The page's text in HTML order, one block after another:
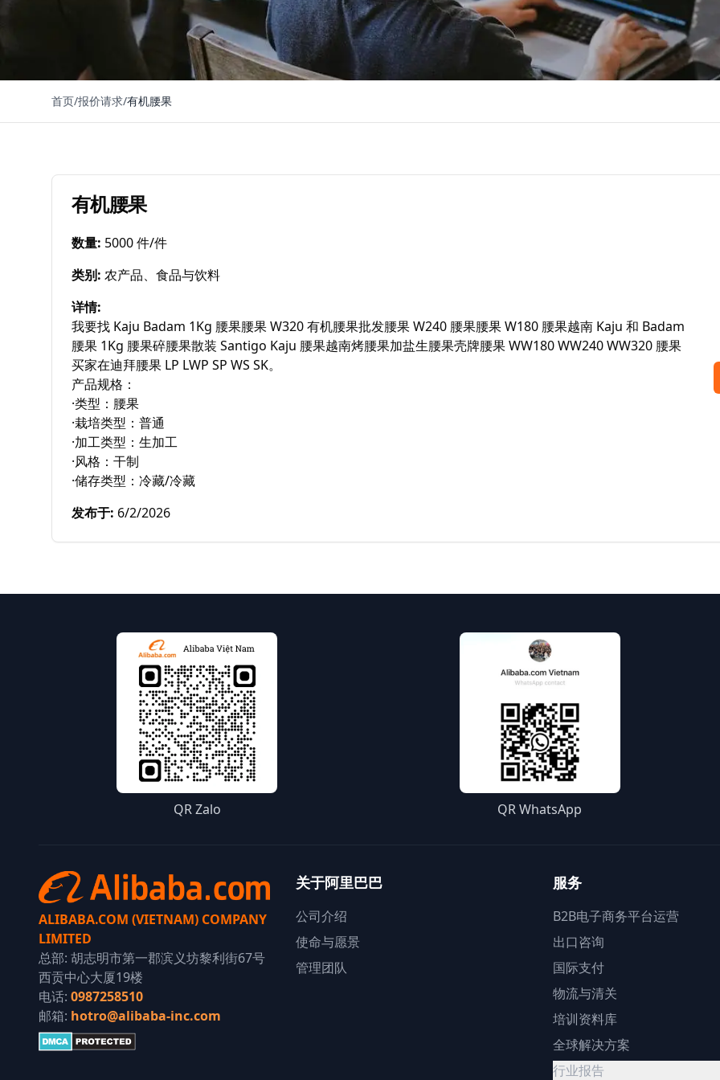
首页/报价请求/有机腰果
有机腰果
数量: 5000 件/件
类别: 农产品、食品与饮料
详情:
我要找 Kaju Badam 1Kg 腰果腰果 W320 有机腰果批发腰果 W240 腰果腰果 W180 腰果越南 Kaju 和 Badam
腰果 1Kg 腰果碎腰果散装 Santigo Kaju 腰果越南烤腰果加盐生腰果壳牌腰果 WW180 WW240 WW320 腰果
买家在迪拜腰果 LP LWP SP WS SK。
产品规格：
·类型：腰果
·栽培类型：普通
·加工类型：生加工
·风格：干制
·储存类型：冷藏/冷藏
发布于: 6/2/2026
QR Zalo QR WhatsApp
ALIBABA.COM (VIETNAM) COMPANY
LIMITED
总部: 胡志明市第一郡滨义坊黎利街67号
西贡中心大厦19楼
电话: 0987258510
邮箱: hotro@alibaba-inc.com
关于阿里巴巴
公司介绍
使命与愿景
管理团队
服务
B2B电子商务平台运营
出口咨询
国际支付
物流与清关
培训资料库
全球解决方案
行业报告